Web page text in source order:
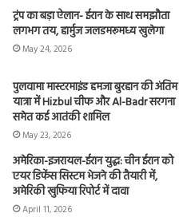
ट्रंप का बड़ा ऐलान- ईरान के साथ समझौता
लगभग तय, हार्मुज जलडमरूमध्य खुलेगा
May 24, 2026
पुलवामा मास्टरमाइंड हमजा बुरहान की अंतिम
यात्रा में Hizbul चीफ और Al-Badr सरगना
समेत कई आतंकी शामिल
May 23, 2026
अमेरिका-इजरायल-ईरान युद्ध: चीन ईरान को
एयर डिफेंस सिस्टम भेजने की तैयारी में,
अमेरिकी खुफिया रिपोर्ट में दावा
April 11, 2026